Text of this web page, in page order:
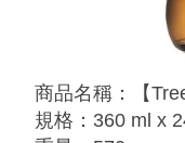
商品名稱：【
規格：360 ml x